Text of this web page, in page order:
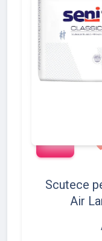
Scutece
Air